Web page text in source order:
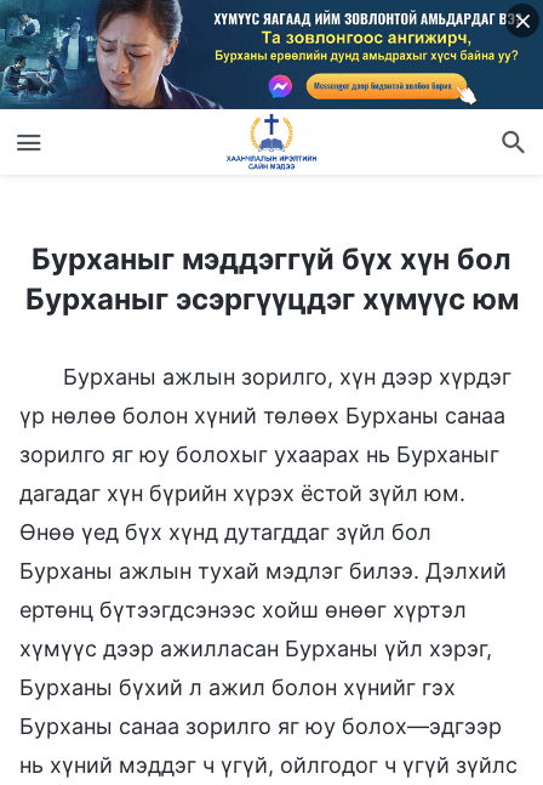
Бурханыг мэддэггүй бүх хүн бол
Бурханыг эсэргүүцдэг хүмүүс юм
Бурханы ажлын зорилго, хүн дээр хүрдэг
үр нөлөө болон хүний төлөөх Бурханы санаа
зорилго яг юу болохыг ухаарах нь Бурханыг
дагадаг хүн бүрийн хүрэх ёстой зүйл юм.
Өнөө үед бүх хүнд дутагддаг зүйл бол
Бурханы ажлын тухай мэдлэг билээ. Дэлхий
ертөнц бүтээгдсэнээс хойш өнөөг хүртэл
хүмүүс дээр ажилласан Бурханы үйл хэрэг,
Бурханы бүхий л ажил болон хүнийг гэх
Бурханы санаа зорилго яг юу болох—эдгээр
нь хүний мэддэг ч үгүй, ойлгодог ч үгүй зүйлс